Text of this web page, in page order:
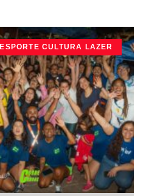
ESPORTE CULTURA LAZER